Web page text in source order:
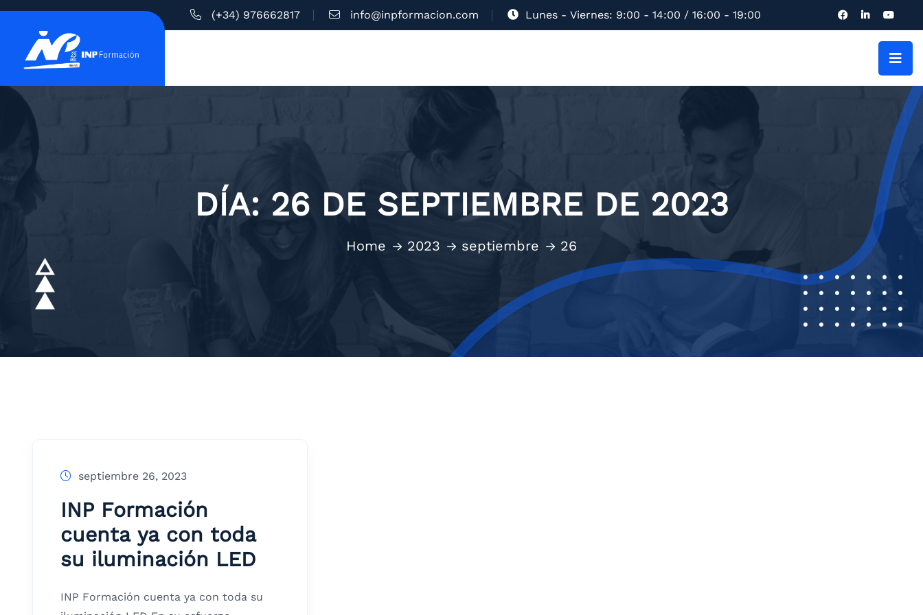
(+34) 976662817 info@inpformacion.com Lunes - Viernes: 9:00 - 14:00 / 16:00 - 19:00
DÍA: 26 DE SEPTIEMBRE DE 2023
Home 2023 septiembre 26
septiembre 26, 2023
INP Formación
cuenta ya con toda
su iluminación LED
INP Formación cuenta ya con toda su